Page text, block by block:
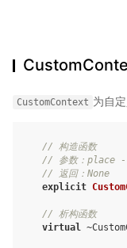
CustomContext 为自
// 构造函数
// 参数：place -
// 返回：None
explicit
// 析构函数
virtual ~